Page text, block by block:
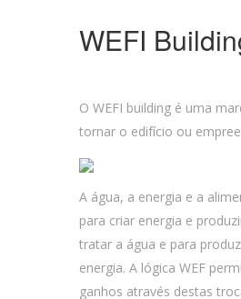
WEFI
O WEFI building é uma
tornar o edifício ou
A água, a energia e a
para criar energia e
tratar a água e para
energia. A lógica WEF
ganhos através destas